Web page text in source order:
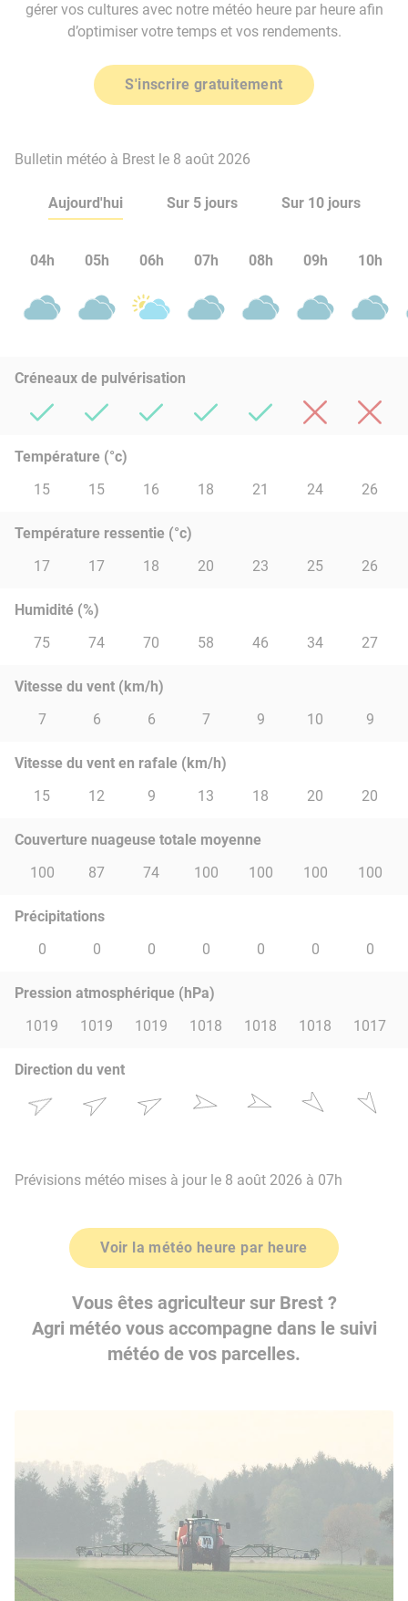
gérer vos cultures avec notre météo heure par heure afin
d’optimiser votre temps et vos rendements.
S'inscrire gratuitement
Bulletin météo à Brest le 8 août 2026
Aujourd'hui Sur 5 jours Sur 10 jours
04h 05h 06h 07h 08h 09h 10h
Créneaux de pulvérisation
Température (°c)
15
15 16 18 21 24 26
Température ressentie (°c)
17
17 18 20 23 25 26
Humidité (%)
75
74 70 58 46 34 27
Vitesse du vent (km/h)
7
6 6 7 9 10 9
Vitesse du vent en rafale (km/h)
15
12 9 13 18 20 20
Couverture nuageuse totale moyenne
100
87 74 100 100 100 100
Précipitations
0
0 0 0 0 0 0
Pression atmosphérique (hPa)
1019
1019 1019 1018 1018 1018 1017
Direction du vent
Prévisions météo mises à jour le 8 août 2026 à 07h
Voir la météo heure par heure
Vous êtes agriculteur sur Brest ?
Agri météo vous accompagne dans le suivi
météo de vos parcelles.